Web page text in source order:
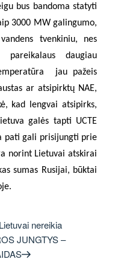
bus bandoma statyti
3000 MW galingumo,
tvenkiniu, nes
pareikalaus daugiau
jau pažeis
ar atsipirktų NAE,
kad lengvai atsipirks,
galės tapti UCTE
pati gali prisijungti prie
norint Lietuvai atskirai
sumas Rusijai, būktai
nereikia
JUNGTYS –